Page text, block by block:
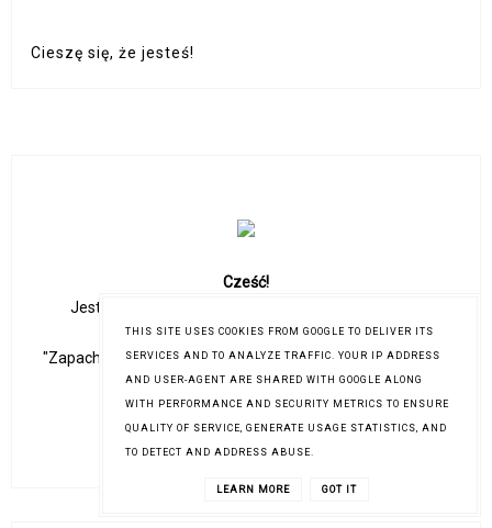
Cieszę się, że jesteś!
Cześć!
Jestem Kasia! Kocham perfumy, flamingi i blond na
włosach:) Mój ulubiony cytat?
"Zapach perfum kobiety mówi o niej więcej niż jej charakter
pisma." Christian Dior
THIS SITE USES COOKIES FROM GOOGLE TO DELIVER ITS
SERVICES AND TO ANALYZE TRAFFIC. YOUR IP ADDRESS
AND USER-AGENT ARE SHARED WITH GOOGLE ALONG
WITH PERFORMANCE AND SECURITY METRICS TO ENSURE
QUALITY OF SERVICE, GENERATE USAGE STATISTICS, AND
TO DETECT AND ADDRESS ABUSE.
LEARN MORE GOT IT